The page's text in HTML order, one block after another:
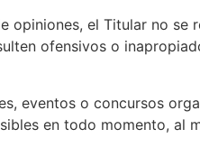
opiniones, el Titular no
ofensivos o
eventos o concursos
en todo momento, al